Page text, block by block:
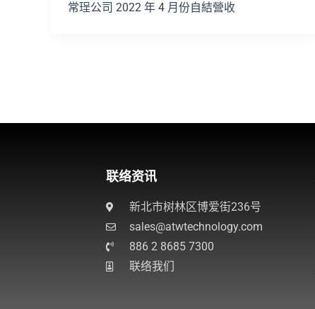
常珵公司 2022 年 4 月份自結營收
联络资讯
新北市树林区博爱街236号
sales@atwtechnology.com​
886 2 8685 7300
联络我们